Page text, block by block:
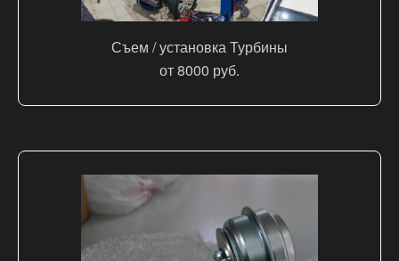
Съем / установка Турбины
от 8000 руб.